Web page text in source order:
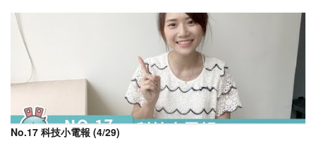
No.17 科技小電報 (4/29)